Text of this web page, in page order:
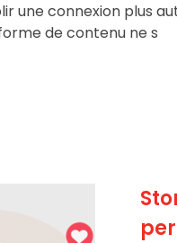
connexion plus
de contenu ne s